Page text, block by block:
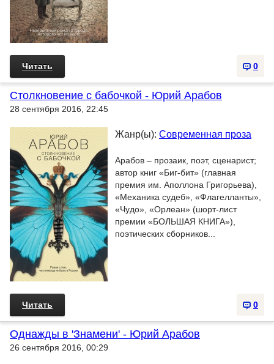
0
Читать
Столкновение с бабочкой - Юрий Арабов
28 сентября 2016, 22:45
Жанр(ы): Современная проза
Арабов – прозаик, поэт, сценарист;
автор книг «Биг-бит» (главная
премия им. Аполлона Григорьева),
«Механика судеб», «Флагелланты»,
«Чудо», «Орлеан» (шорт-лист
премии «БОЛЬШАЯ КНИГА»),
поэтических сборников...
0
Читать
Однажды в 'Знамени' - Юрий Арабов
26 сентября 2016, 00:29